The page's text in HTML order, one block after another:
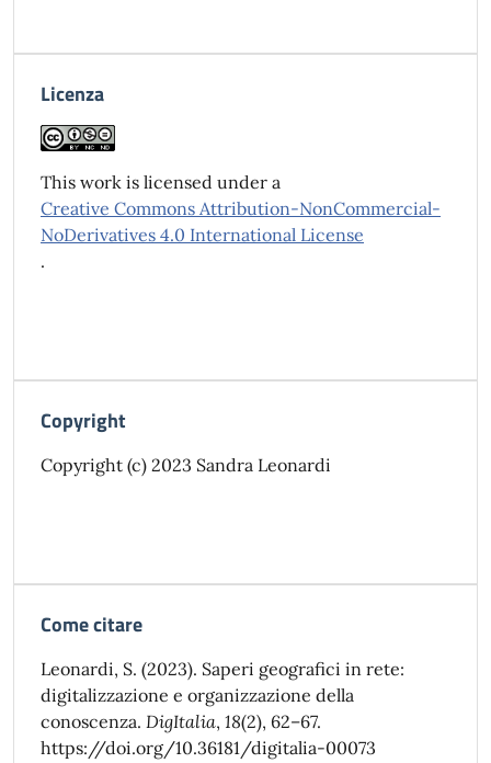
Licenza
This work is licensed under a
Creative Commons Attribution-NonCommercial-
NoDerivatives 4.0 International License
.
Copyright
Copyright (c) 2023 Sandra Leonardi
Come citare
Leonardi, S. (2023). Saperi geografici in rete:
digitalizzazione e organizzazione della
conoscenza. DigItalia, 18(2), 62–67.
https://doi.org/10.36181/digitalia-00073